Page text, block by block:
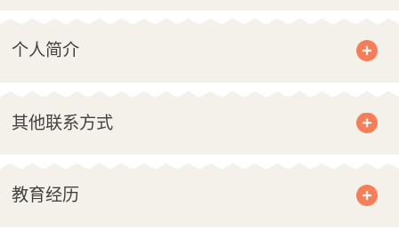
个人简介
其他联系方式
教育经历